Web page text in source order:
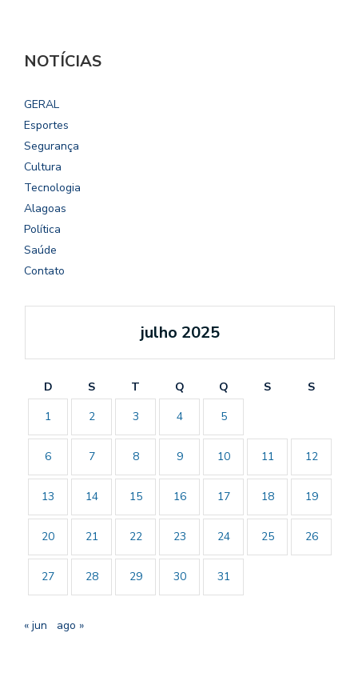
NOTÍCIAS
GERAL
Esportes
Segurança
Cultura
Tecnologia
Alagoas
Política
Saúde
Contato
julho 2025
D S T Q Q S
S
1
2 3 4 5
6 7 8 9 10 11 12
13 14 15 16 17 18 19
20 21 22 23 24 25 26
27 28 29 30 31
« jun ago »